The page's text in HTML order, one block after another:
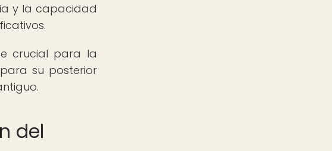
y la capacidad
crucial para la
su posterior
del